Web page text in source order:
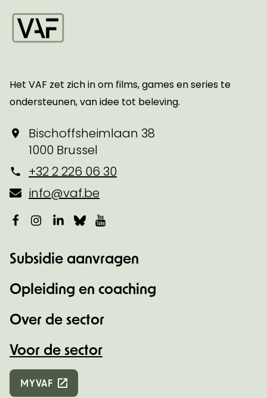
Het VAF zet zich in om films, games en series te
ondersteunen, van idee tot beleving.
Bischoffsheimlaan 38
1000 Brussel
+32 2 226 06 30
info@vaf.be
Facebook
Instagram
LinkedIn
Bluesky
Subsidie aanvragen
Opleiding en coaching
Over de sector
Voor de sector
MYVAF